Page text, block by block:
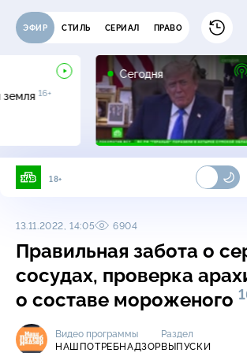
ЭФИР СТИЛЬ СЕРИАЛ ПРАВО
земля 16+
Сегодня
18+
13.11.2022, 14:05 6904
Правильная забота о
сосудах, проверка
о составе мороженого
Видео программы
НАШПОТРЕБНАДЗОР
Раздел
ВЫПУСКИ